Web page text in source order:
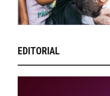
EDITORIAL